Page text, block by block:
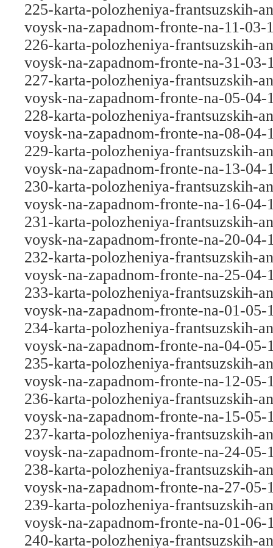
225-karta-polozheniya-frantsuzskih-
voysk-na-zapadnom-fronte-na-11-03-
226-karta-polozheniya-frantsuzskih-
voysk-na-zapadnom-fronte-na-31-03-
227-karta-polozheniya-frantsuzskih-
voysk-na-zapadnom-fronte-na-05-04-
228-karta-polozheniya-frantsuzskih-
voysk-na-zapadnom-fronte-na-08-04-
229-karta-polozheniya-frantsuzskih-
voysk-na-zapadnom-fronte-na-13-04-
230-karta-polozheniya-frantsuzskih-
voysk-na-zapadnom-fronte-na-16-04-
231-karta-polozheniya-frantsuzskih-
voysk-na-zapadnom-fronte-na-20-04-
232-karta-polozheniya-frantsuzskih-
voysk-na-zapadnom-fronte-na-25-04-
233-karta-polozheniya-frantsuzskih-
voysk-na-zapadnom-fronte-na-01-05-
234-karta-polozheniya-frantsuzskih-
voysk-na-zapadnom-fronte-na-04-05-
235-karta-polozheniya-frantsuzskih-
voysk-na-zapadnom-fronte-na-12-05-
236-karta-polozheniya-frantsuzskih-
voysk-na-zapadnom-fronte-na-15-05-
237-karta-polozheniya-frantsuzskih-
voysk-na-zapadnom-fronte-na-24-05-
238-karta-polozheniya-frantsuzskih-
voysk-na-zapadnom-fronte-na-27-05-
239-karta-polozheniya-frantsuzskih-
voysk-na-zapadnom-fronte-na-01-06-
240-karta-polozheniya-frantsuzskih-